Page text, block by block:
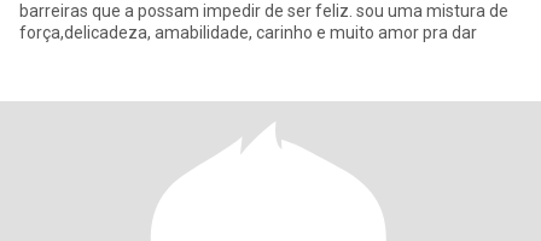
barreiras que a possam impedir de ser feliz. sou uma mistura de
força,delicadeza, amabilidade, carinho e muito amor pra dar